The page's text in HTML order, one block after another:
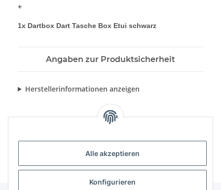
Alle akzeptieren
Konfigurieren
+
1x Dartbox Dart Tasche Box Etui schwarz
Angaben zur Produktsicherheit
Herstellerinformationen anzeigen